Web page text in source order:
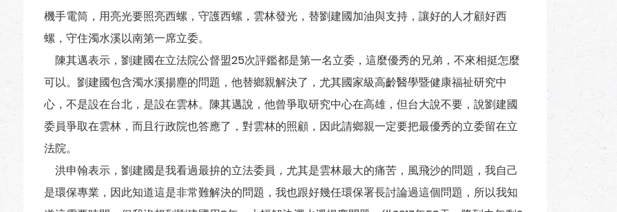
機手電筒，用亮光要照亮西螺，守護西螺，雲林發光，替劉建國加油與支持，讓好的人才顧好西
螺，守住濁水溪以南第一席立委。
陳其邁表示，劉建國在立法院公督盟25次評鑑都是第一名立委，這麼優秀的兄弟，不來相挺怎麼
可以。劉建國包含濁水溪揚塵的問題，他替鄉親解決了，尤其國家級高齡醫學暨健康福祉研究中
心，不是設在台北，是設在雲林。陳其邁說，他曾爭取研究中心在高雄，但台大說不要，說劉建國
委員爭取在雲林，而且行政院也答應了，對雲林的照顧，因此請鄉親一定要把最優秀的立委留在立
法院。
洪申翰表示，劉建國是我看過最拚的立法委員，尤其是雲林最大的痛苦，風飛沙的問題，我自己
是環保專業，因此知道這是非常難解決的問題，我也跟好幾任環保署長討論過這個問題，所以我知